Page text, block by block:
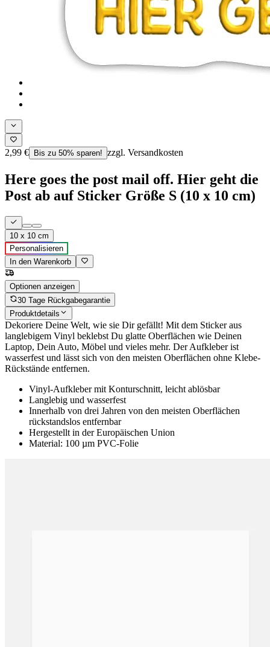
2,99 € Bis zu 50% sparen! zzgl. Versandkosten
Here goes the post mail off. Hier geht die
Post ab auf Sticker Größe S (10 x 10 cm)
10 x 10 cm
Personalisieren
In den Warenkorb
Optionen anzeigen
30 Tage Rückgabegarantie
Produktdetails
Dekoriere Deine Welt, wie sie Dir gefällt! Mit dem Sticker aus
langlebigem Vinyl beklebst Du glatte Oberflächen wie Deinen
Laptop, Dein Auto, Möbel und vieles mehr. Der Aufkleber ist
wasserfest und lässt sich von den meisten Oberflächen ohne Klebe-
Rückstände entfernen.
Vinyl-Aufkleber mit Konturschnitt, leicht ablösbar
Langlebig und wasserfest
Innerhalb von drei Jahren von den meisten Oberflächen
rückstandslos entfernbar
Hergestellt in der Europäischen Union
Material: 100 µm PVC-Folie